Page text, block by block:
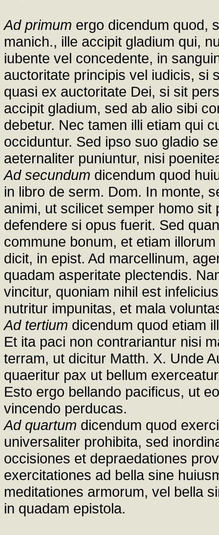
Ad primum ergo dicendum quod,
manich., ille accipit gladium qui,
iubente vel concedente, in
auctoritate principis vel iudicis, si
quasi ex auctoritate Dei, si sit
accipit gladium, sed ab alio sibi
debetur. Nec tamen illi etiam qui
occiduntur. Sed ipso suo gladio
aeternaliter puniuntur, nisi
Ad secundum dicendum quod
in libro de serm. Dom. In monte,
animi, ut scilicet semper homo
defendere si opus fuerit. Sed
commune bonum, et etiam
dicit, in epist. Ad marcellinum,
quadam asperitate plectendis.
vincitur, quoniam nihil est
nutritur impunitas, et mala
Ad tertium dicendum quod etiam
Et ita paci non contrariantur nisi
terram, ut dicitur Matth. X. Unde
quaeritur pax ut bellum
Esto ergo bellando pacificus, ut
vincendo perducas.
Ad quartum dicendum quod
universaliter prohibita, sed
occisiones et depraedationes
exercitationes ad bella sine
meditationes armorum, vel bella
in quadam epistola.